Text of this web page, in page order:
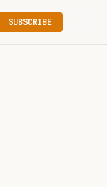
SUBSCRIBE